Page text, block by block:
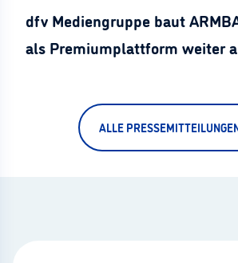
dfv Mediengruppe baut
als Premiumplattform weiter
ALLE